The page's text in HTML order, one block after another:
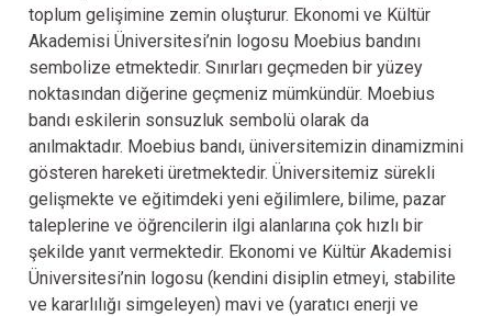
toplum gelişimine zemin oluşturur. Ekonomi ve Kültür
Akademisi Üniversitesi’nin logosu Moebius bandını
sembolize etmektedir. Sınırları geçmeden bir yüzey
noktasından diğerine geçmeniz mümkündür. Moebius
bandı eskilerin sonsuzluk sembolü olarak da
anılmaktadır. Moebius bandı, üniversitemizin dinamizmini
gösteren hareketi üretmektedir. Üniversitemiz sürekli
gelişmekte ve eğitimdeki yeni eğilimlere, bilime, pazar
taleplerine ve öğrencilerin ilgi alanlarına çok hızlı bir
şekilde yanıt vermektedir. Ekonomi ve Kültür Akademisi
Üniversitesi’nin logosu (kendini disiplin etmeyi, stabilite
ve kararlılığı simgeleyen) mavi ve (yaratıcı enerji ve